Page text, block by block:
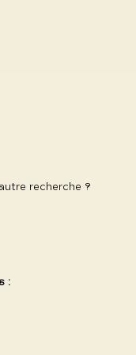
recherche ?
: